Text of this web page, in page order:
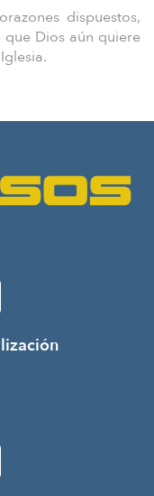
dispuestos,
Dios aún quiere